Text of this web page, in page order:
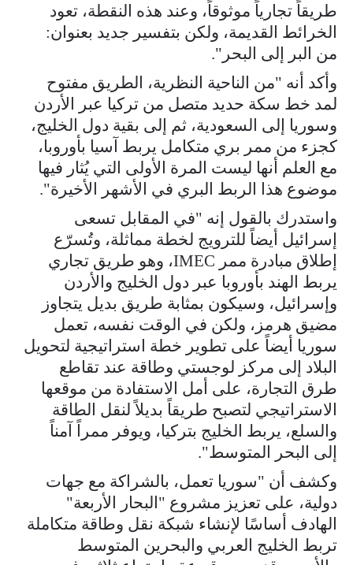
طريقاً تجارياً موثوقاً، وعند هذه النقطة، تعود
الخرائط القديمة، ولكن بتفسير جديد بعنوان:
من البر إلى البحر".
وأكد أنه "من الناحية النظرية، الطريق مفتوح
لمد خط سكة حديد متصل من تركيا عبر الأردن
وسوريا إلى السعودية، ثم إلى بقية دول الخليج،
كجزء من ممر بري متكامل يربط آسيا بأوروبا،
مع العلم أنها ليست المرة الأولى التي يُثار فيها
موضوع هذا الربط البري في الأشهر الأخيرة".
واستدرك بالقول إنه "في المقابل تسعى
إسرائيل أيضاً للترويج لخطة مماثلة، وتُسرّع
إطلاق مبادرة ممر IMEC، وهو طريق تجاري
يربط الهند بأوروبا عبر دول الخليج والأردن
وإسرائيل، وسيكون بمثابة طريق بديل يتجاوز
مضيق هرمز، ولكن في الوقت نفسه، تعمل
سوريا أيضاً على تطوير خطة استراتيجية لتحويل
البلاد إلى مركز لوجستي وطاقة عند تقاطع
طرق التجارة، على أمل الاستفادة من موقعها
الاستراتيجي لتصبح طريقاً بديلاً لنقل الطاقة
والسلع، يربط الخليج بتركيا، ويوفر ممراً آمناً
إلى البحر المتوسط".
وكشف أن "سوريا تعمل، بالشراكة مع جهات
دولية، على تعزيز مشروع "البحار الأربعة"
الهادف أساسًا لإنشاء شبكة نقل وطاقة متكاملة
تربط الخليج العربي والبحرين المتوسط